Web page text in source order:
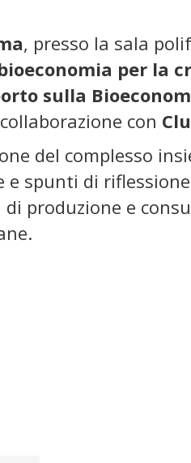
, presso la sala
per la
sulla
con
del complesso
spunti di
produzione e